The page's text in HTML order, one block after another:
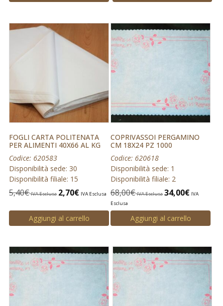
FOGLI CARTA POLITENATA
PER ALIMENTI 40X66 AL KG
Codice: 620583
Disponibilità sede: 30
Disponibilità filiale: 15
5,40€ IVA Esclusa 2,70€ IVA Esclusa
Aggiungi al carrello
COPRIVASSOI PERGAMINO
CM 18X24 PZ 1000
Codice: 620618
Disponibilità sede: 1
Disponibilità filiale: 2
68,00€ IVA Esclusa 34,00€ IVA
Esclusa
Aggiungi al carrello